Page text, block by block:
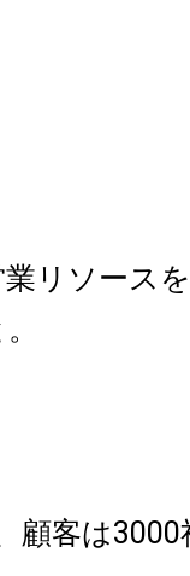
業リソース
顧客は